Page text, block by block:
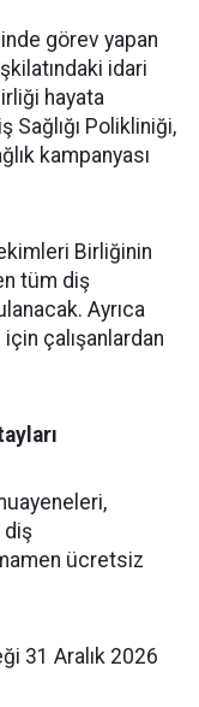
görev yapan
idari
hayata
Sağlığı Polikliniği,
kampanyası
Birliğinin
tüm diş
Ayrıca
çalışanlardan
diş
ücretsiz
31 Aralık 2026